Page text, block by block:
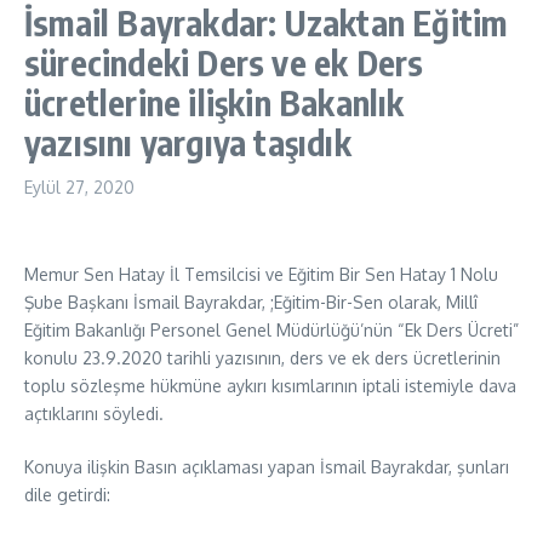
İsmail Bayrakdar: Uzaktan Eğitim
sürecindeki Ders ve ek Ders
ücretlerine ilişkin Bakanlık
yazısını yargıya taşıdık
Eylül 27, 2020
Memur Sen Hatay İl Temsilcisi ve Eğitim Bir Sen Hatay 1 Nolu
Şube Başkanı İsmail Bayrakdar, ;Eğitim-Bir-Sen olarak, Millî
Eğitim Bakanlığı Personel Genel Müdürlüğü’nün “Ek Ders Ücreti”
konulu 23.9.2020 tarihli yazısının, ders ve ek ders ücretlerinin
toplu sözleşme hükmüne aykırı kısımlarının iptali istemiyle dava
açtıklarını söyledi.
Konuya ilişkin Basın açıklaması yapan İsmail Bayrakdar, şunları
dile getirdi: